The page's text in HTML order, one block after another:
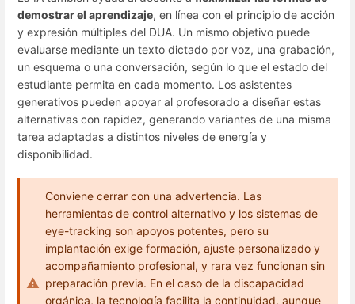
demostrar el aprendizaje, en línea con el principio de acción
y expresión múltiples del DUA. Un mismo objetivo puede
evaluarse mediante un texto dictado por voz, una grabación,
un esquema o una conversación, según lo que el estado del
estudiante permita en cada momento. Los asistentes
generativos pueden apoyar al profesorado a diseñar estas
alternativas con rapidez, generando variantes de una misma
tarea adaptadas a distintos niveles de energía y
disponibilidad.
Conviene cerrar con una advertencia. Las
herramientas de control alternativo y los sistemas de
eye-tracking son apoyos potentes, pero su
implantación exige formación, ajuste personalizado y
acompañamiento profesional, y rara vez funcionan sin
preparación previa. En el caso de la discapacidad
orgánica, la tecnología facilita la continuidad, aunque